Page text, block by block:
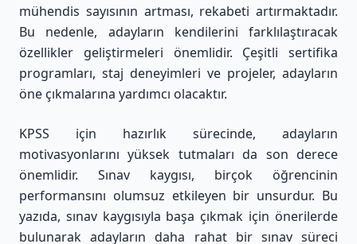
mühendis sayısının artması, rekabeti artırmaktadır.
Bu nedenle, adayların kendilerini farklılaştıracak
özellikler geliştirmeleri önemlidir. Çeşitli sertifika
programları, staj deneyimleri ve projeler, adayların
öne çıkmalarına yardımcı olacaktır.
KPSS için hazırlık sürecinde, adayların
motivasyonlarını yüksek tutmaları da son derece
önemlidir. Sınav kaygısı, birçok öğrencinin
performansını olumsuz etkileyen bir unsurdur. Bu
yazıda, sınav kaygısıyla başa çıkmak için önerilerde
bulunarak adayların daha rahat bir sınav süreci